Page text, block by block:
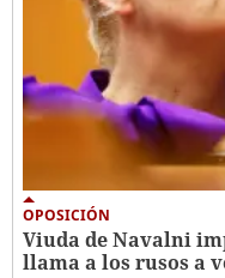
OPOSICIÓN
Viuda de Navalni
llama a los rusos a